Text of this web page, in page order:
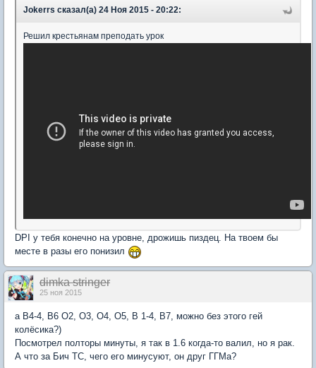
Jokerrs сказал(а) 24 Ноя 2015 - 20:22:
Решил крестьянам преподать урок
DPI у тебя конечно на уровне, дрожишь пиздец. На твоем бы
месте в разы его понизил
dimka stringer
25 ноя 2015
а B4-4, B6 O2, O3, O4, O5, B 1-4, B7, можно без этого гей
колёсика?)
Посмотрел полторы минуты, я так в 1.6 когда-то валил, но я рак.
А что за Бич ТС, чего его минусуют, он друг ГГМа?